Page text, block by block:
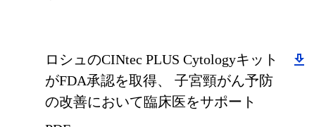
Download
ロシュのCINtec PLUS Cytologyキット
がFDA承認を取得、 子宮頸がん予防
の改善において臨床医をサポート